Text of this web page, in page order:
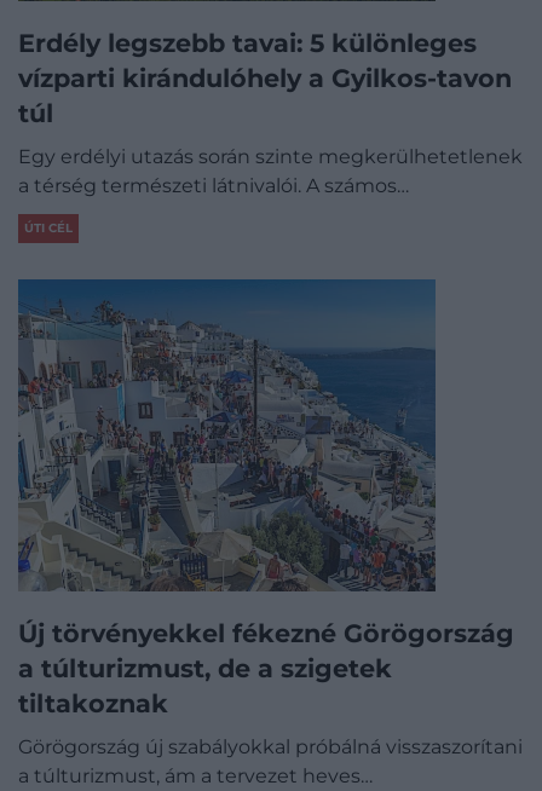
Erdély legszebb tavai: 5 különleges
vízparti kirándulóhely a Gyilkos-tavon
túl
Egy erdélyi utazás során szinte megkerülhetetlenek
a térség természeti látnivalói. A számos…
ÚTI CÉL
Új törvényekkel fékezné Görögország
a túlturizmust, de a szigetek
tiltakoznak
Görögország új szabályokkal próbálná visszaszorítani
a túlturizmust, ám a tervezet heves…